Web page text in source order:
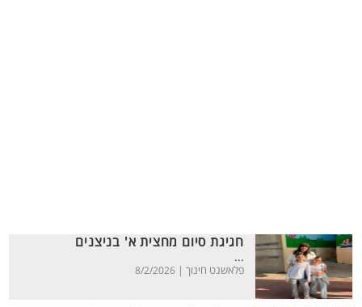
חגיגת סיום מחצית א' בניצנים
...
פלאשנט חינוך | 8/2/2026